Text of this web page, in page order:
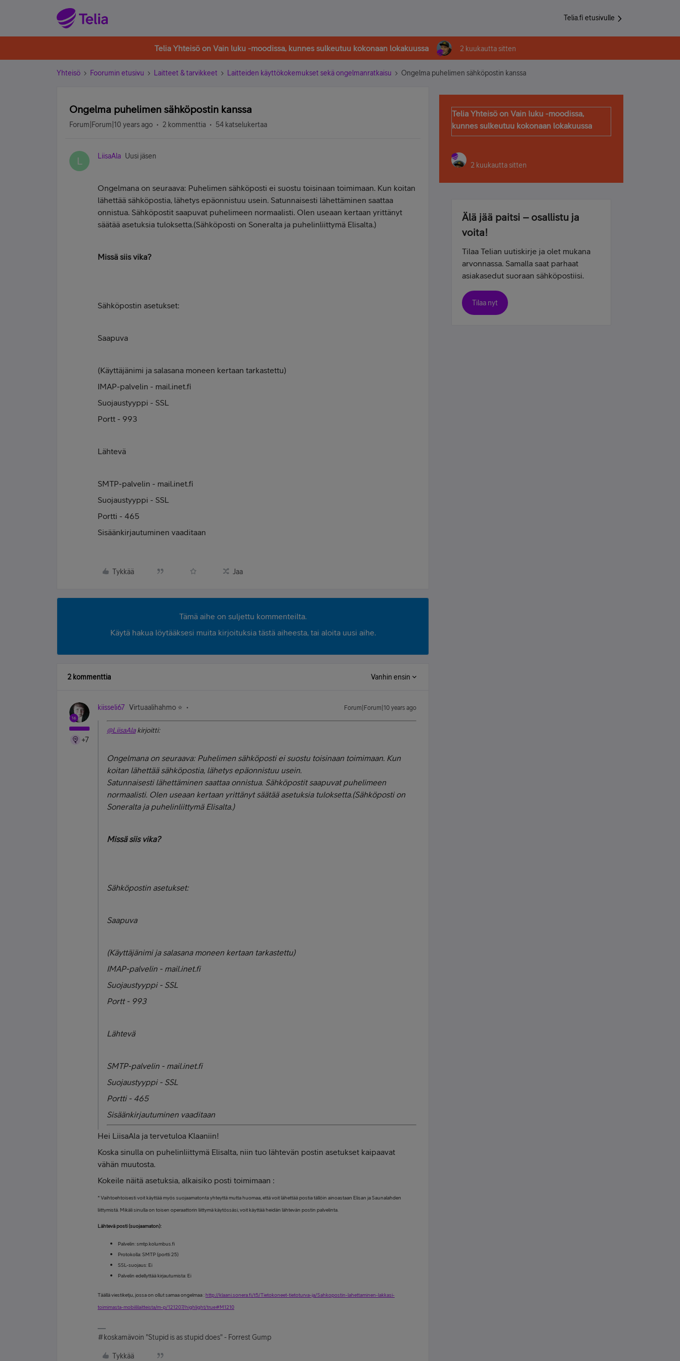
Telia.fi etusivulle
Telia Yhteisö on Vain luku -moodissa, kunnes sulkeutuu kokonaan lokakuussa 2 kuukautta sitten
Yhteisö Foorumin etusivu Laitteet & tarvikkeet Laitteiden käyttökokemukset sekä ongelmanratkaisu Ongelma puhelimen sähköpostin kanssa
Ongelma puhelimen sähköpostin kanssa
Forum|Forum|10 years ago 2 kommenttia 54 katselukertaa
L LiisaAla Uusi jäsen
Ongelmana on seuraava: Puhelimen sähköposti ei suostu toisinaan toimimaan. Kun koitan
lähettää sähköpostia, lähetys epäonnistuu usein. Satunnaisesti lähettäminen saattaa
onnistua. Sähköpostit saapuvat puhelimeen normaalisti. Olen useaan kertaan yrittänyt
säätää asetuksia tuloksetta.(Sähköposti on Soneralta ja puhelinliittymä Elisalta.)
Missä siis vika?
Sähköpostin asetukset:
Saapuva
(Käyttäjänimi ja salasana moneen kertaan tarkastettu)
IMAP-palvelin - mail.inet.fi
Suojaustyyppi - SSL
Portt - 993
Lähtevä
SMTP-palvelin - mail.inet.fi
Suojaustyyppi - SSL
Portti - 465
Sisäänkirjautuminen vaaditaan
Tykkää Jaa
Tämä aihe on suljettu kommenteilta.
Käytä hakua löytääksesi muita kirjoituksia tästä aiheesta, tai aloita uusi aihe.
2 kommenttia Vanhin ensin
+7
kiisseli67 Virtuaalihahmo ⭐️ Forum|Forum|10 years ago
@LiisaAlakirjoitti:
Ongelmana on seuraava: Puhelimen sähköposti ei suostu toisinaan toimimaan. Kun
koitan lähettää sähköpostia, lähetys epäonnistuu usein.
Satunnaisesti lähettäminen saattaa onnistua. Sähköpostit saapuvat puhelimeen
normaalisti. Olen useaan kertaan yrittänyt säätää asetuksia tuloksetta.(Sähköposti on
Soneralta ja puhelinliittymä Elisalta.)
Missä siis vika?
Sähköpostin asetukset:
Saapuva
(Käyttäjänimi ja salasana moneen kertaan tarkastettu)
IMAP-palvelin - mail.inet.fi
Suojaustyyppi - SSL
Portt - 993
Lähtevä
SMTP-palvelin - mail.inet.fi
Suojaustyyppi - SSL
Portti - 465
Sisäänkirjautuminen vaaditaan
Hei LiisaAla ja tervetuloa Klaaniin!
Koska sinulla on puhelinliittymä Elisalta, niin tuo lähtevän postin asetukset kaipaavat
vähän muutosta.
Kokeile näitä asetuksia, alkaisiko posti toimimaan :
* Vaihtoehtoisesti voit käyttää myös suojaamatonta yhteyttä mutta huomaa, että voit lähettää postia tällöin ainoastaan Elisan ja Saunalahden
liittymistä. Mikäli sinulla on toisen operaattorin liittymä käytössäsi, voit käyttää heidän lähtevän postin palvelinta.
Lähtevä posti (suojaamaton):
Palvelin: smtp.kolumbus.fi
Protokolla: SMTP (portti 25)
SSL-suojaus: Ei
Palvelin edellyttää kirjautumista: Ei
Täällä viestiketju, jossa on ollut samaa ongelmaa :http://klaani.sonera.fi/t5/Tietokoneet-tietoturva-ja/Sahkopostin-lahettaminen-lakkasi-
toimimasta-mobiililaitteista/m-p/121207/highlight/true#M1210
#koskamävoin "Stupid is as stupid does" - Forrest Gump
Tykkää
Telia Yhteisö on Vain luku -moodissa,
kunnes sulkeutuu kokonaan lokakuussa
2 kuukautta sitten
Älä jää paitsi – osallistu ja
voita!
Tilaa Telian uutiskirje ja olet mukana
arvonnassa. Samalla saat parhaat
asiakasedut suoraan sähköpostiisi.
Tilaa nyt